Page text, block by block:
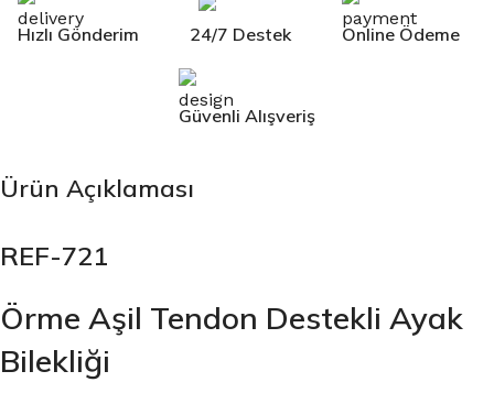
Hızlı Gönderim 24/7 Destek Online Ödeme
Güvenli Alışveriş
Ürün Açıklaması
REF-721
Örme Aşil Tendon Destekli Ayak
Bilekliği